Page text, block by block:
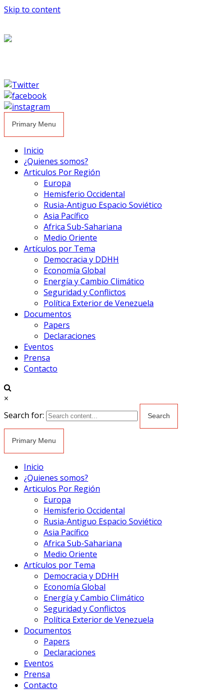
Skip to content
Primary Menu
Inicio
¿Quienes somos?
Articulos Por Región
Europa
Hemisferio Occidental
Rusia-Antiguo Espacio Soviético
Asia Pacífico
Africa Sub-Sahariana
Medio Oriente
Artículos por Tema
Democracia y DDHH
Economía Global
Energía y Cambio Climático
Seguridad y Conflictos
Política Exterior de Venezuela
Documentos
Papers
Declaraciones
Eventos
Prensa
Contacto
×
Search for:
Primary Menu
Inicio
¿Quienes somos?
Articulos Por Región
Europa
Hemisferio Occidental
Rusia-Antiguo Espacio Soviético
Asia Pacífico
Africa Sub-Sahariana
Medio Oriente
Artículos por Tema
Democracia y DDHH
Economía Global
Energía y Cambio Climático
Seguridad y Conflictos
Política Exterior de Venezuela
Documentos
Papers
Declaraciones
Eventos
Prensa
Contacto